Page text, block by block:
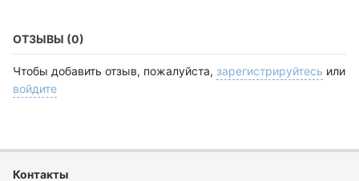
ОТЗЫВЫ (0)
Чтобы добавить отзыв, пожалуйста, зарегистрируйтесь или
войдите
Контакты